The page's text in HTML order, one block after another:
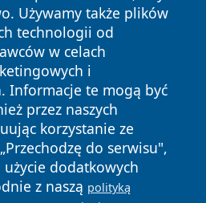
Używamy także plików
technologii od
w celach
i
Informacje te mogą być
przez naszych
korzystanie ze
do serwisu",
dodatkowych
z naszą polityką
Wszystkie prawa zastrzeżone.
Polityka
Cookies